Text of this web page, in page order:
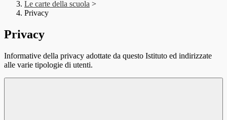
Le carte della scuola >
Privacy
Privacy
Informative della privacy adottate da questo Istituto ed indirizzate
alle varie tipologie di utenti.